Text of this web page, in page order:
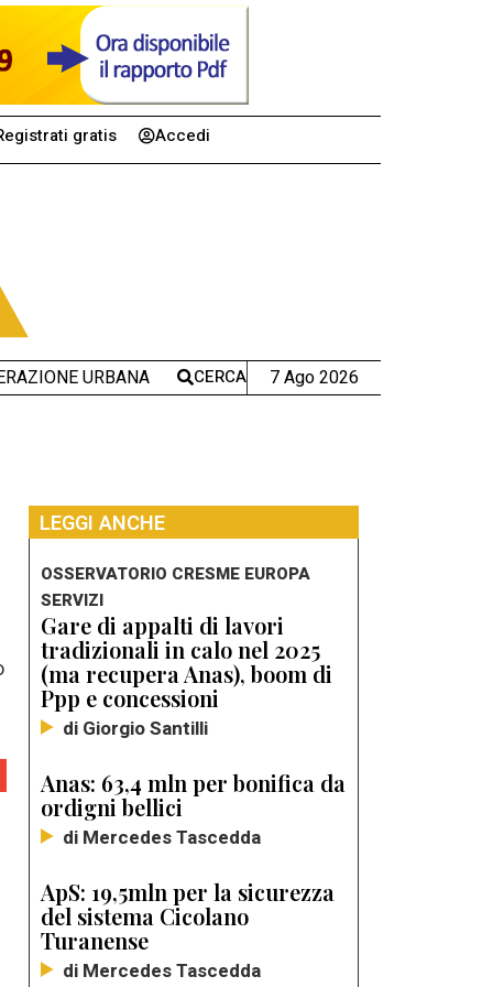
gratis Accedi
URBANA CERCA 7 Ago 2026
LEGGI ANCHE
OSSERVATORIO CRESME EUROPA
SERVIZI
Gare di appalti di lavori
tradizionali in calo nel 2025
(ma recupera Anas), boom di
Ppp e concessioni
di Giorgio Santilli
Anas: 63,4 mln per bonifica da
ordigni bellici
di Mercedes Tascedda
ApS: 19,5mln per la sicurezza
del sistema Cicolano
Turanense
di Mercedes Tascedda